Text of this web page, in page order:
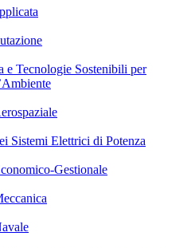
e Tecnologie Sostenibili per
Sistemi Elettrici di Potenza
Gestionale